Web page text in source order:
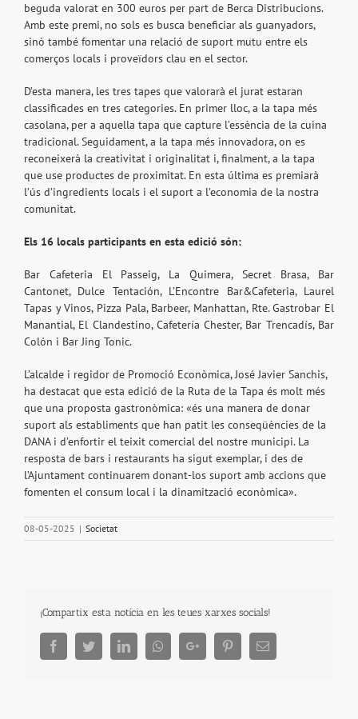
beguda valorat en 300 euros per part de Berca Distribucions.
Amb este premi, no sols es busca beneficiar als guanyadors,
sinó també fomentar una relació de suport mutu entre els
comerços locals i proveïdors clau en el sector.
D’esta manera, les tres tapes que valorarà el jurat estaran
classificades en tres categories. En primer lloc, a la tapa més
casolana, per a aquella tapa que capture l’essència de la cuina
tradicional. Seguidament, a la tapa més innovadora, on es
reconeixerà la creativitat i originalitat i, finalment, a la tapa
que use productes de proximitat. En esta última es premiarà
l’ús d’ingredients locals i el suport a l’economia de la nostra
comunitat.
Els 16 locals participants en esta edició són:
Bar Cafeteria El Passeig, La Quimera, Secret Brasa, Bar
Cantonet, Dulce Tentación, L’Encontre Bar&Cafeteria, Laurel
Tapas y Vinos, Pizza Pala, Barbeer, Manhattan, Rte. Gastrobar El
Manantial, El Clandestino, Cafetería Chester, Bar Trencadís, Bar
Colón i Bar Jing Tonic.
L’alcalde i regidor de Promoció Econòmica, José Javier Sanchis,
ha destacat que esta edició de la Ruta de la Tapa és molt més
que una proposta gastronòmica: «és una manera de donar
suport als establiments que han patit les conseqüències de la
DANA i d’enfortir el teixit comercial del nostre municipi. La
resposta de bars i restaurants ha sigut exemplar, i des de
l’Ajuntament continuarem donant-los suport amb accions que
fomenten el consum local i la dinamització econòmica».
08-05-2025 | Societat
¡Compartix esta notícia en les teues xarxes socials!
FacebookTwitterLinkedInWhatsappGoogle+ PinterestEmail